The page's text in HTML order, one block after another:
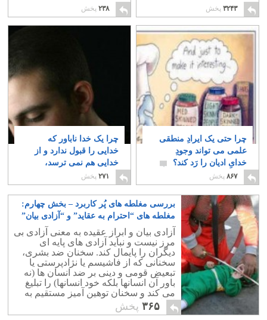
۳۲۴۳ پخش
۲۳۸ پخش
چرا حتی یک ایرادِ منطقی
علمی می تواند وجودِ
خدایِ ادیان را رَد کند؟
۸۶۷ پخش
چرا یک خدا ناباور که
خدایی را قبول ندارد و از
خدایی هم نمی ترسد،
دلیلی برای دروغ گفتن
ندارد؟
۶
۲۷۱ پخش
بررسی مغلطه های پُر کاربرد – بخش چهارم:
مغلطه های “احترام به عقاید” و “آزادی بیان”
آزادی بیان و ابراز عقیده به معنی آزادی بی
مرز نیست و نباید آزادی های پایه ای
دیگران را پایمال کند. سخنان ضد بشری،
سخنانی که از فاشیسم یا نژادپرستی یا
تبعیض قومی و دینی بر ضد انسان ها (نه
باور آن انسانها بلکه خود انسانها) را تبلیغ
می کند و سخنان توهین آمیز مستقیم به
افراد در آزادی بیان جایی ندارند.
۳۶۵ پخش